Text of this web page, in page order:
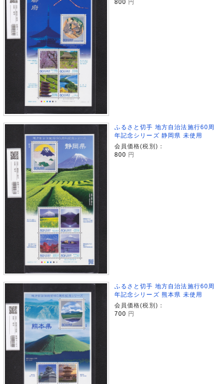
800 円
ふるさと切手 地方自治法施行60周
年記念シリーズ 静岡県 未使用
会員価格(税別)：
800 円
ふるさと切手 地方自治法施行60周
年記念シリーズ 熊本県 未使用
会員価格(税別)：
700 円